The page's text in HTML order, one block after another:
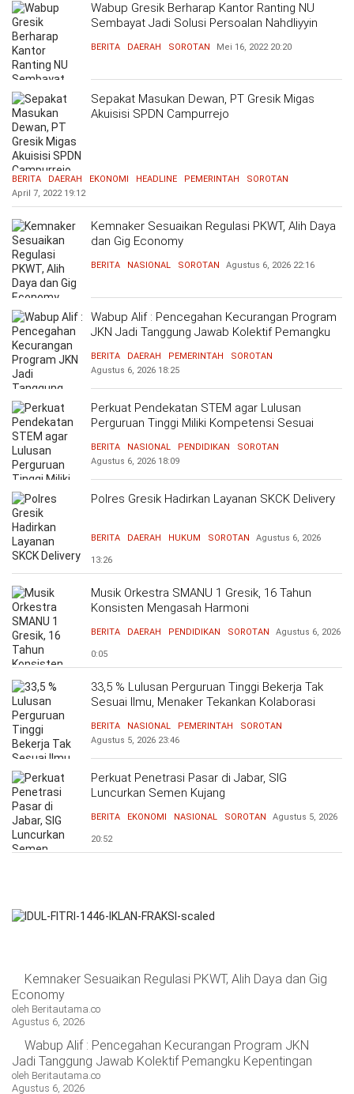
Wabup Gresik Berharap Kantor Ranting NU
Sembayat Jadi Solusi Persoalan Nahdliyyin
BERITA DAERAH SOROTAN Mei 16, 2022 20:20
Sepakat Masukan Dewan, PT Gresik Migas
Akuisisi SPDN Campurrejo
BERITA DAERAH EKONOMI HEADLINE PEMERINTAH
SOROTAN
April 7, 2022 19:12
Kemnaker Sesuaikan Regulasi PKWT, Alih Daya
dan Gig Economy
BERITA NASIONAL SOROTAN Agustus 6, 2026 22:16
Wabup Alif : Pencegahan Kecurangan Program
JKN Jadi Tanggung Jawab Kolektif Pemangku
BERITA DAERAH PEMERINTAH
SOROTAN
Agustus 6, 2026 18:25
Perkuat Pendekatan STEM agar Lulusan
Perguruan Tinggi Miliki Kompetensi Sesuai
BERITA NASIONAL PENDIDIKAN
SOROTAN
Agustus 6, 2026 18:09
Polres Gresik Hadirkan Layanan SKCK Delivery
BERITA DAERAH HUKUM SOROTAN Agustus 6, 2026
13:26
Musik Orkestra SMANU 1 Gresik, 16 Tahun
Konsisten Mengasah Harmoni
BERITA DAERAH PENDIDIKAN SOROTAN Agustus 6, 2026
0:05
33,5 % Lulusan Perguruan Tinggi Bekerja Tak
Sesuai Ilmu, Menaker Tekankan Kolaborasi
BERITA NASIONAL PEMERINTAH
SOROTAN
Agustus 5, 2026 23:46
Perkuat Penetrasi Pasar di Jabar, SIG
Luncurkan Semen Kujang
BERITA EKONOMI NASIONAL SOROTAN Agustus 5, 2026
20:52
Kemnaker Sesuaikan Regulasi PKWT, Alih Daya dan Gig
Economy
oleh Beritautama.co
Agustus 6, 2026
Wabup Alif : Pencegahan Kecurangan Program JKN
Jadi Tanggung Jawab Kolektif Pemangku Kepentingan
oleh Beritautama.co
Agustus 6, 2026